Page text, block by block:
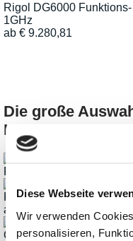
Diese Webseite
Wir verwenden
personalisieren,
Rigol DG6000
1GHz
ab € 9.280,81
Die große
Instrumenten
Rigol SUA8000
Rigol DM858 5½ Digit
ab € 371,14